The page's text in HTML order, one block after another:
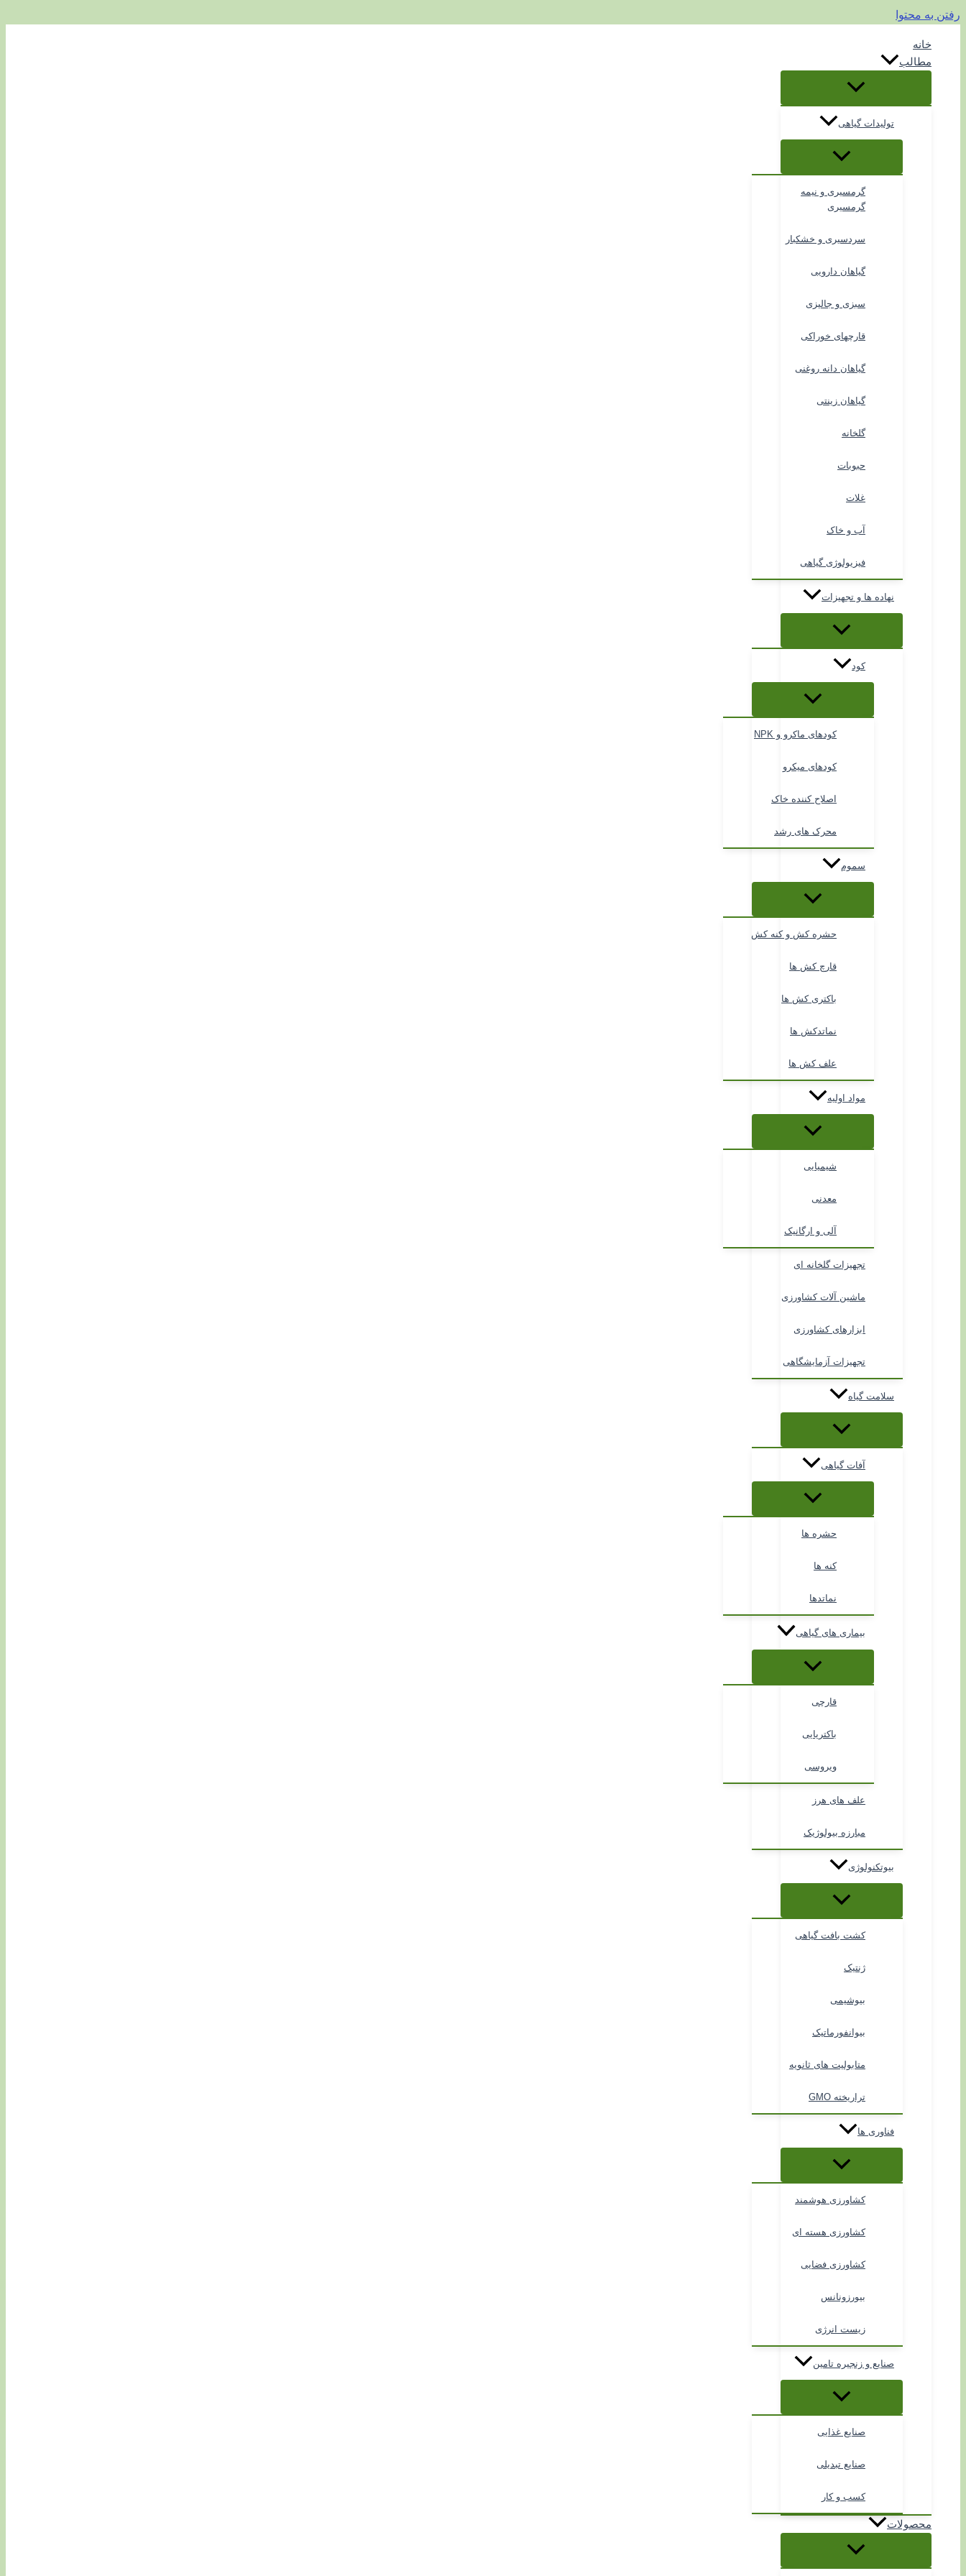
رفتن به محتوا
خانه
مطالب
تولیدات گیاهی
گرمسیری و نیمه
گرمسیری
سردسیری و خشکبار
گیاهان دارویی
سبزی و جالیزی
قارچهای خوراکی
گیاهان دانه روغنی
گیاهان زینتی
گلخانه
حبوبات
غلات
آب و خاک
فیزیولوژی گیاهی
نهاده ها و تجهیزات
کود
کودهای ماکرو و NPK
کودهای میکرو
اصلاح کننده خاک
محرک های رشد
سموم
حشره کش و کنه کش
قارچ کش ها
باکتری کش ها
نماتدکش ها
علف کش ها
مواد اولیه
شیمیایی
معدنی
آلی و ارگانیک
تجهیزات گلخانه ای
ماشین آلات کشاورزی
ابزارهای کشاورزی
تجهیزات آزمایشگاهی
سلامت گیاه
آفات گیاهی
حشره ها
کنه ها
نماتدها
بیماری های گیاهی
قارچی
باکتریایی
ویروسی
علف های هرز
مبارزه بیولوژیک
بیوتکنولوژی
کشت بافت گیاهی
ژنتیک
بیوشیمی
بیوانفورماتیک
متابولیت های ثانویه
تراریخته GMO
فناوری ها
کشاورزی هوشمند
کشاورزی هسته ای
کشاورزی فضایی
بیورزونانس
زیست انرژی
صنایع و زنجیره تامین
صنایع غذایی
صنایع تبدیلی
کسب و کار
محصولات